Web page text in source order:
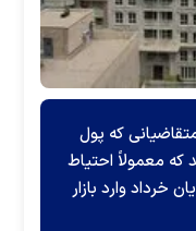
که پول
معمولاً احتیاط
خرداد وارد بازار